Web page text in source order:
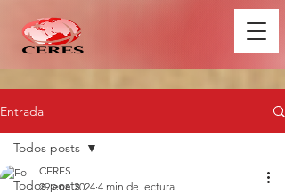
Entrada
Todos posts
Todos posts
CERES
29 ene 2024 4 min de lectura